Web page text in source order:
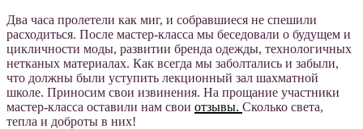
Два часа пролетели как миг, и собравшиеся не спешили
расходиться. После мастер-класса мы беседовали о будущем и
цикличности моды, развитии бренда одежды, технологичных
нетканых материалах. Как всегда мы заболтались и забыли,
что должны были уступить лекционный зал шахматной
школе. Приносим свои извинения. На прощание участники
мастер-класса оставили нам свои отзывы. Сколько света,
тепла и доброты в них!